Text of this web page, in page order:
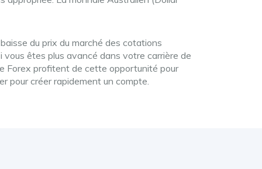
du prix du marché des cotations
vous êtes plus avancé dans votre carrière de
Forex profitent de cette opportunité pour
pour créer rapidement un compte.